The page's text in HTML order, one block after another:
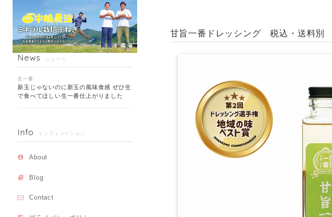
News ニュース
生一番
新玉じゃないのに新玉の風味食感 ぜひ生
で食べてほしい生一番仕上がりました
Info インフォメーション
About
Blog
Contact
甘旨一番ドレッシング 税込・送料別